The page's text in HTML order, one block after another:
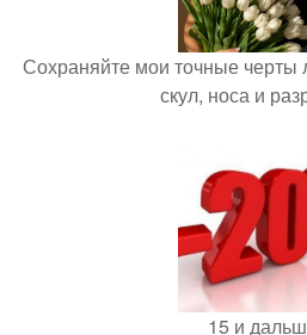
Сохраняйте мои точные
скул, носа и
15 и